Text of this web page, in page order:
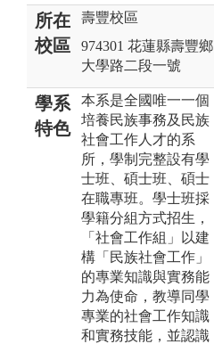
所在
校區
壽豐校區
974301 花蓮縣壽豐鄉
大學路二段一號
學系
特色
本系是全國唯一一個
培養民族事務及民族
社會工作人才的系
所，學制完整設有學
士班、碩士班、碩士
在職專班。學士班採
學籍分組方式招生，
「社會工作組」以建
構「民族社會工作」
的專業知識與實務能
力為使命，教導同學
專業的社會工作知識
和實務技能，並認識